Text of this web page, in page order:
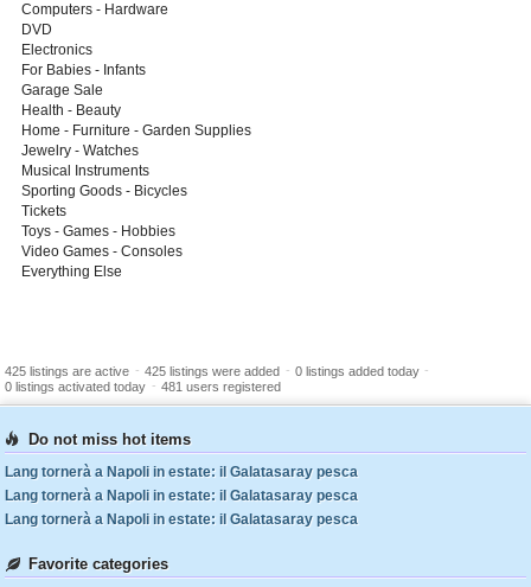
Computers - Hardware
DVD
Electronics
For Babies - Infants
Garage Sale
Health - Beauty
Home - Furniture - Garden Supplies
Jewelry - Watches
Musical Instruments
Sporting Goods - Bicycles
Tickets
Toys - Games - Hobbies
Video Games - Consoles
Everything Else
425 listings are active - 425 listings were added - 0 listings added today -
0 listings activated today - 481 users registered
Do not miss hot items
Lang tornerà a Napoli in estate: il Galatasaray pesca
Lang tornerà a Napoli in estate: il Galatasaray pesca
Lang tornerà a Napoli in estate: il Galatasaray pesca
Favorite categories